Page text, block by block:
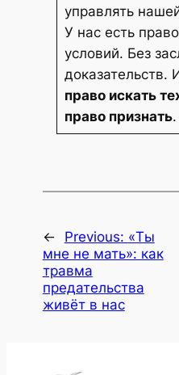
управлять
У нас есть
условий. Без
доказательств.
право искать
право признать.
← Previous: «Ты
мне не мать»: как
травма
предательства
живёт в нас